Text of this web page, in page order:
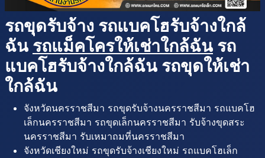
รถขุดรับจ้าง รถแบคโฮรับจ้างใกล้
ฉัน รถแม็คโครให้เช่าใกล้ฉัน รถ
แบคโฮรับจ้างใกล้ฉัน รถขุดให้เช่า
ใกล้ฉัน
จังหวัดนครราชสีมา รถขุดรับจ้างนครราชสีมา รถแบคโฮ
เล็กนครราชสีมา รถขุดเล็กนครราชสีมา รับจ้างขุดสระ
นครราชสีมา รับเหมาถมที่นครราชสีมา
จังหวัดเชียงใหม่ รถขุดรับจ้างเชียงใหม่ รถแบคโฮเล็ก